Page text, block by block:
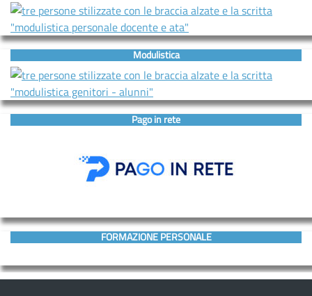
Modulistica
Pago in rete
FORMAZIONE PERSONALE